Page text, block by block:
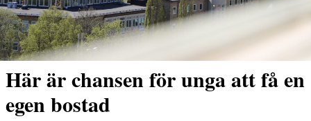
Här är chansen för unga att få en
egen bostad